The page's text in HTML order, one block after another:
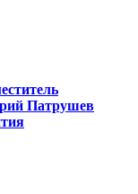
Патрушев